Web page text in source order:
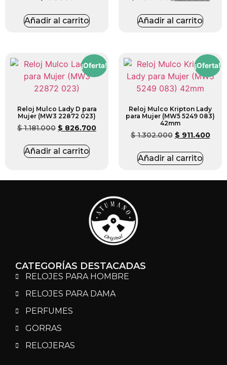
Añadir al carrito Añadir al carrito
¡Oferta!
Reloj Mulco Lady D para
Mujer (MW3 22872 023)
$1.181.000 $ 826.700
Añadir al carrito
¡Oferta!
Reloj Mulco Kripton Lady
para Mujer (MW5 5249 083)
42mm
$1.302.000 $ 911.400
Añadir al carrito
CATEGORÍAS DESTACADAS
RELOJES PARA HOMBRE
RELOJES PARA DAMA
PERFUMES
GORRAS
RELOJERAS